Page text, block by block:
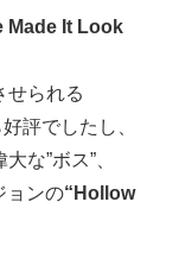
Made It Look
せられる
評でしたし、
な”ボス”、
ョンの“Hollow